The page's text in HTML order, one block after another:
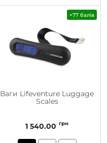
+77 балів
Ваги Lifeventure Luggage
Scales
1 540.00 грн